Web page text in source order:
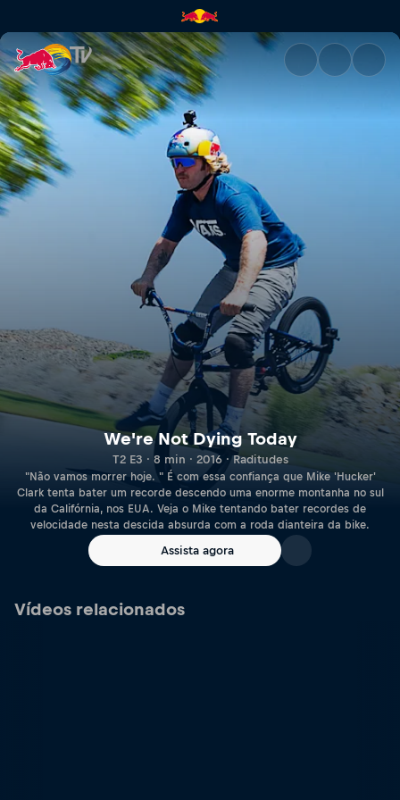
We're Not Dying Today | Red
We're Not Dying Today
T2 E3 · 8 min · 2016 · Raditudes
"Não vamos morrer hoje. " É com essa confiança que Mike 'Hucker'
Clark tenta bater um recorde descendo uma enorme montanha no sul
da Califórnia, nos EUA. Veja o Mike tentando bater recordes de
velocidade nesta descida absurda com a roda dianteira da bike.
Assista agora
Vídeos relacionados